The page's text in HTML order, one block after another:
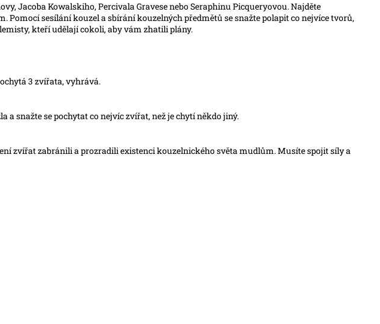
Jacoba Kowalskiho, Percivala Gravese nebo Seraphinu Picqueryovou. Najděte
sesílání kouzel a sbírání kouzelných předmětů se snažte polapit co nejvíce tvorů,
kteří udělají cokoli, aby vám zhatili plány.
3 zvířata, vyhrává.
snažte se pochytat co nejvíc zvířat, než je chytí někdo jiný.
zvířat zabránili a prozradili existenci kouzelnického světa mudlům. Musíte spojit síly a